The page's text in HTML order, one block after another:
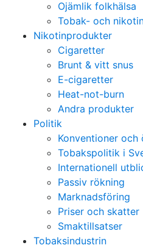
Ojämlik folkhälsa
Tobak- och
Nikotinprodukter
Cigaretter
Brunt & vitt snus
E-cigaretter
Heat-not-burn
Andra produkter
Politik
Konventioner och
Tobakspolitik i
Internationell
Passiv rökning
Marknadsföring
Priser och skatter
Smaktillsatser
Tobaksindustrin